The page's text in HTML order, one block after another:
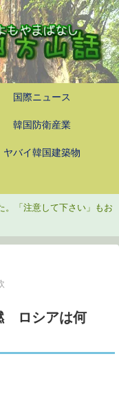
国際ニュース
韓国防衛産業
ヤバイ韓国建築物
。「注意して下さい」もお
ロシアは何